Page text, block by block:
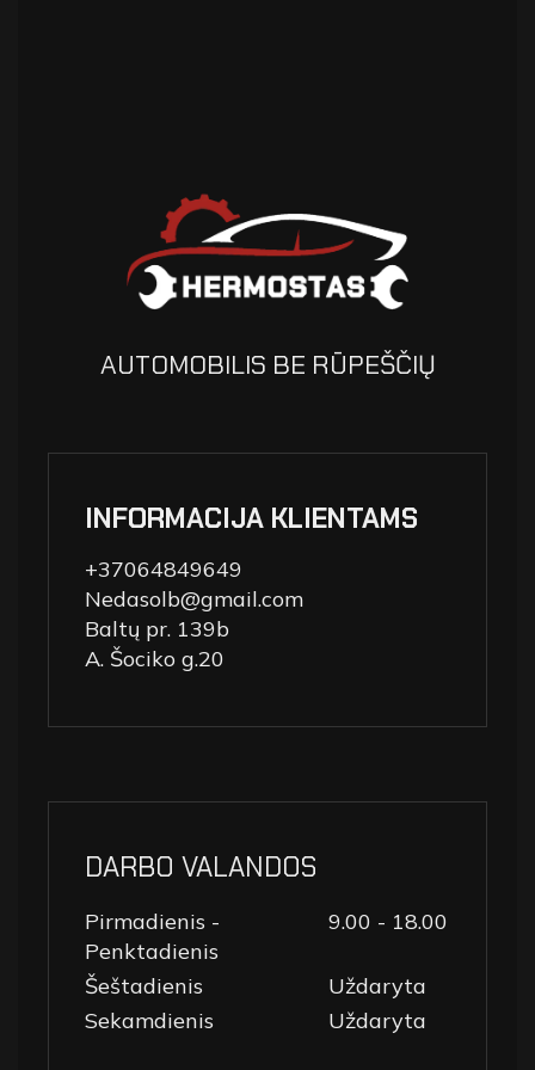
AUTOMOBILIS BE RŪPEŠČIŲ
INFORMACIJA KLIENTAMS
+37064849649
Nedasolb@gmail.com
Baltų pr. 139b
A. Šociko g.20
DARBO VALANDOS
Pirmadienis -
Penktadienis
9.00 - 18.00
Šeštadienis
Uždaryta
Sekamdienis
Uždaryta